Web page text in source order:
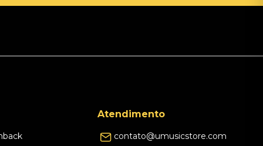
Atendimento
contato@umusicstore.com